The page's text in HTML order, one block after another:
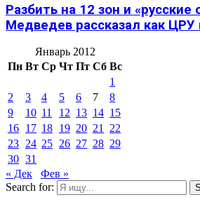
Разбить на 12 зон и «русские
Медведев рассказал как ЦРУ
Январь 2012
Пн Вт Ср Чт Пт Сб Вс
1
2
3 4 5 6 7
8
9
10 11 12 13 14 15
16 17 18 19 20 21
22
23 24 25 26 27 28 29
30 31
« Дек
Фев »
Search for: